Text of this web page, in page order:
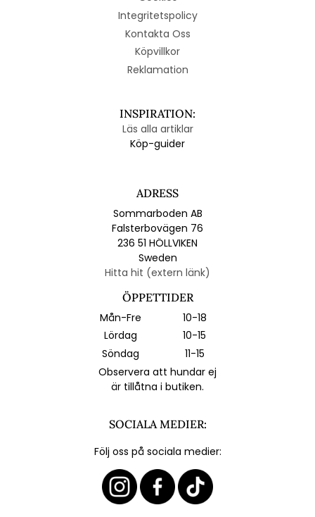
Integritetspolicy
Kontakta Oss
Köpvillkor
Reklamation
INSPIRATION:
Läs alla artiklar
Köp-guider
ADRESS
Sommarboden AB
Falsterbovägen 76
236 51 HÖLLVIKEN
Sweden
Hitta hit (extern länk)
ÖPPETTIDER
Mån-Fre
10-18
Lördag
10-15
Söndag
11-15
Observera att hundar ej
är tillåtna i butiken.
SOCIALA MEDIER:
Följ oss på sociala medier: